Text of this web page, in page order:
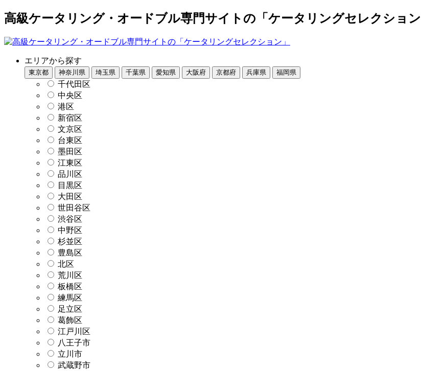
高級ケータリング・オードブル専門サイトの「ケータリングセレクショ
エリアから探す
東京都 神奈川県 埼玉県 千葉県 愛知県 大阪府 京都府 兵庫県 福岡県
千代田区
中央区
港区
新宿区
文京区
台東区
墨田区
江東区
品川区
目黒区
大田区
世田谷区
渋谷区
中野区
杉並区
豊島区
北区
荒川区
板橋区
練馬区
足立区
葛飾区
江戸川区
八王子市
立川市
武蔵野市